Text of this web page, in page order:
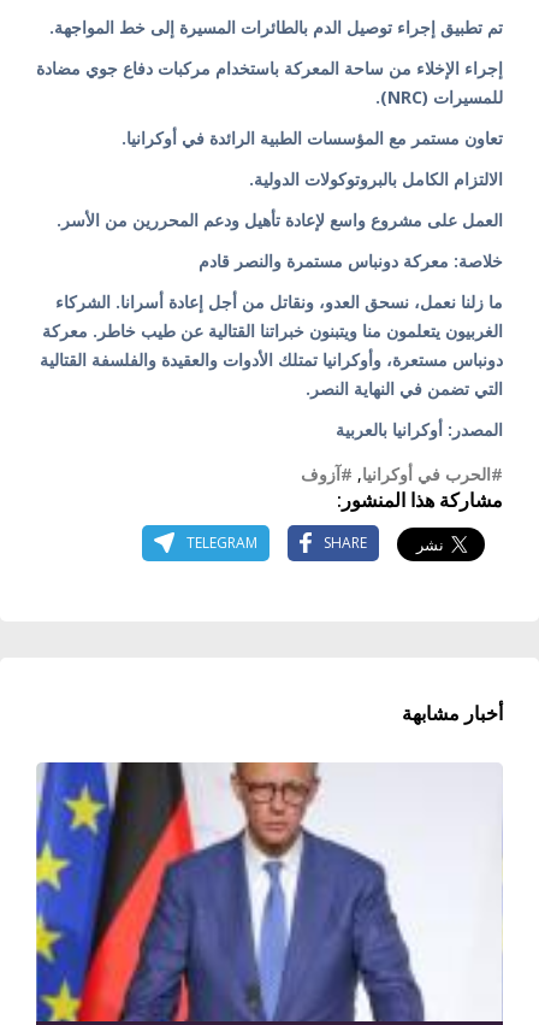
تم تطبيق إجراء توصيل الدم بالطائرات المسيرة إلى خط المواجهة.
إجراء الإخلاء من ساحة المعركة باستخدام مركبات دفاع جوي مضادة
للمسيرات (NRC).
تعاون مستمر مع المؤسسات الطبية الرائدة في أوكرانيا.
الالتزام الكامل بالبروتوكولات الدولية.
العمل على مشروع واسع لإعادة تأهيل ودعم المحررين من الأسر.
خلاصة: معركة دونباس مستمرة والنصر قادم
ما زلنا نعمل، نسحق العدو، ونقاتل من أجل إعادة أسرانا. الشركاء
الغربيون يتعلمون منا ويتبنون خبراتنا القتالية عن طيب خاطر. معركة
دونباس مستعرة، وأوكرانيا تمتلك الأدوات والعقيدة والفلسفة القتالية
التي تضمن في النهاية النصر.
المصدر: أوكرانيا بالعربية
#الحرب في أوكرانيا, #آزوف
مشاركة هذا المنشور:
SHARE
TELEGRAM
أخبار مشابهة